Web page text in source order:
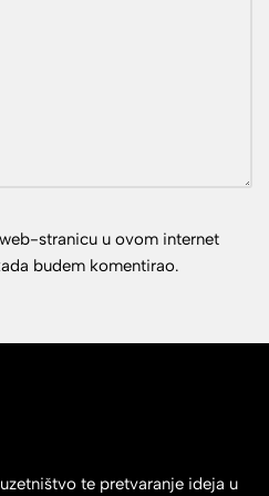
stranicu u ovom internet
budem komentirao.
te pretvaranje ideja u